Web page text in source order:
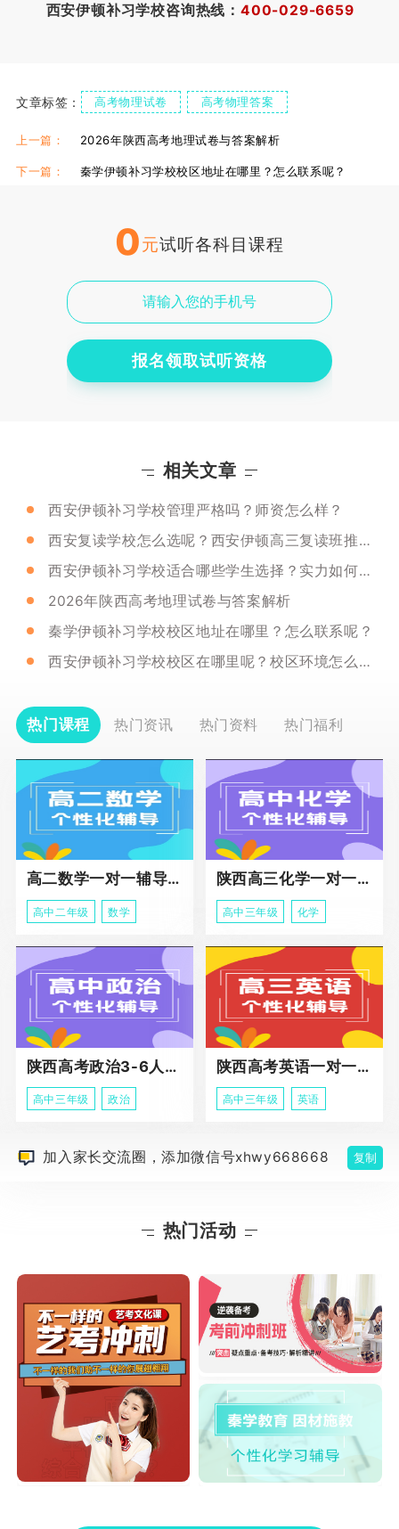
西安伊顿补习学校咨询热线： 400-029-6659
文章标签： 高考物理试卷 高考物理答案
高考物理答题技巧
上一篇： 2026年陕西高考地理试卷与答案解析
下一篇： 秦学伊顿补习学校校区地址在哪里？怎么联系呢？
0元试听各科目课程
报名领取试听资格
相关文章
西安伊顿补习学校管理严格吗？师资怎么样？
西安复读学校怎么选呢？西安伊顿高三复读班推荐不？
西安伊顿补习学校适合哪些学生选择？实力如何呢？
2026年陕西高考地理试卷与答案解析
秦学伊顿补习学校校区地址在哪里？怎么联系呢？
西安伊顿补习学校校区在哪里呢？校区环境怎么样？
热门课程 热门资讯 热门资料 热门福利
高二数学一对一辅导课程
高中二年级 数学
陕西高三化学一对一个性化辅导课程
高中三年级 化学
陕西高考政治3-6人班课程
高中三年级 政治
陕西高考英语一对一冲刺课程
高中三年级 英语
加入家长交流圈，添加微信号xhwy668668 复制
热门活动